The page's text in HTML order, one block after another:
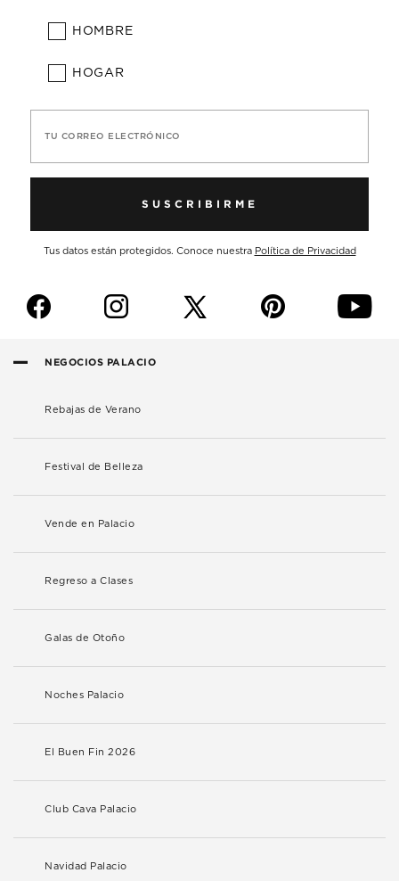
HOMBRE
HOGAR
TU CORREO ELECTRÓNICO
SUSCRIBIRME
Tus datos están protegidos. Conoce nuestra Política de Privacidad
f i p y
NEGOCIOS PALACIO
Rebajas de Verano
Festival de Belleza
Vende en Palacio
Regreso a Clases
Galas de Otoño
Noches Palacio
El Buen Fin 2026
Club Cava Palacio
Navidad Palacio